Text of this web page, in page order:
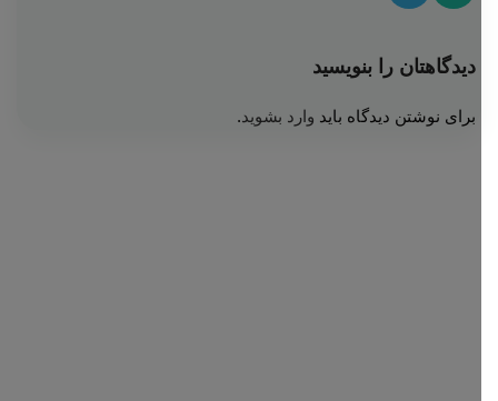
دیدگاهتان را بنویسید
برای نوشتن دیدگاه باید وارد بشوید .